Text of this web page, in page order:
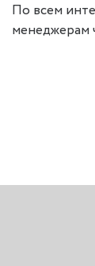
По всем
менеджерам